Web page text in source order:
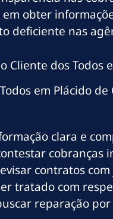
obter
deficiente nas
Cliente dos Todos
em Plácido
clara e
cobranças
contratos
tratado com
reparação